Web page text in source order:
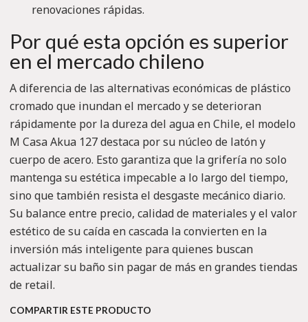
renovaciones rápidas.
Por qué esta opción es superior
en el mercado chileno
A diferencia de las alternativas económicas de plástico
cromado que inundan el mercado y se deterioran
rápidamente por la dureza del agua en Chile, el modelo
M Casa Akua 127 destaca por su núcleo de latón y
cuerpo de acero. Esto garantiza que la grifería no solo
mantenga su estética impecable a lo largo del tiempo,
sino que también resista el desgaste mecánico diario.
Su balance entre precio, calidad de materiales y el valor
estético de su caída en cascada la convierten en la
inversión más inteligente para quienes buscan
actualizar su baño sin pagar de más en grandes tiendas
de retail.
COMPARTIR ESTE PRODUCTO